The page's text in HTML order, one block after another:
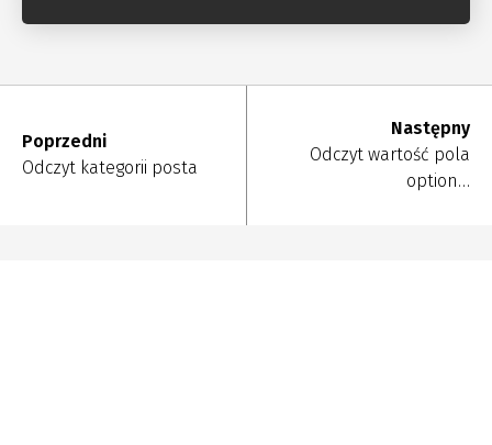
Poprzedni
Odczyt kategorii posta
Następny
Odczyt wartość pola
option…